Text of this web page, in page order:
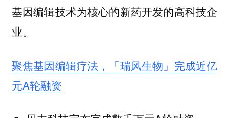
基因编辑技术为核心的新药开发的高科技企
业。
聚焦基因编辑疗法，「瑞风生物」完成近亿
元A轮融资